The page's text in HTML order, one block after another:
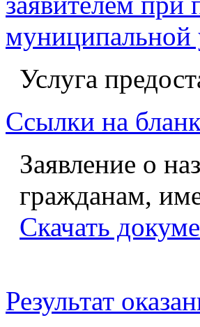
муниципальной
Услуга
Ссылки на
Заявление о
гражданам,
Скачать
Результат